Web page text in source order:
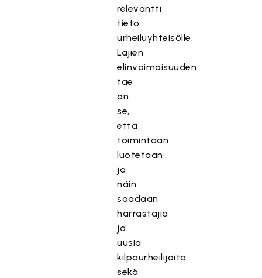
relevantti
tieto
urheiluyhteisölle.
Lajien
elinvoimaisuuden
tae
on
se,
että
toimintaan
luotetaan
ja
näin
saadaan
harrastajia
ja
uusia
kilpaurheilijoita
sekä